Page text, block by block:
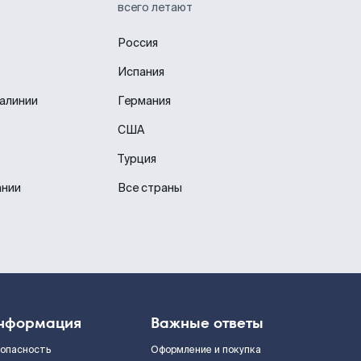
всего летают
Россия
Испания
Германия
США
Турция
Все страны
Важные ответы
Оформление и покупка